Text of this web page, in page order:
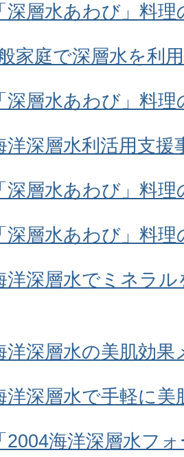
深層水あわび」料
家庭で深層水を利
深層水あわび」料
洋深層水利活用支援
深層水あわび」料
深層水あわび」料
洋深層水でミネラ
洋深層水の美肌効果
洋深層水で手軽に美
2004海洋深層水フ